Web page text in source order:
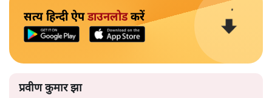
सत्य हिन्दी ऐपडाउनलोडकरें
प्रवीण कुमार झा